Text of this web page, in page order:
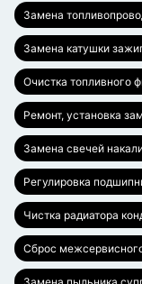
Замена
Замена катушки
Очистка топливного
Ремонт, установка
Замена свечей
Регулировка
Чистка радиатора
Сброс